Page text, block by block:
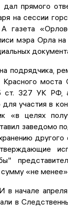
прямого
на сессии
А газета
мэра Орла
подрядчика,
ст. 327 УК
участия в
«в целях
заведомо
другого
«не
в начале
в